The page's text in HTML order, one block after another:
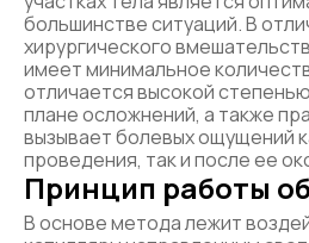
большинстве ситуаций. В
хирургического
имеет минимальное
отличается высокой
плане осложнений, а также
вызывает болевых ощущений
проведения, так и после ее
Принцип работы
В основе метода лежит